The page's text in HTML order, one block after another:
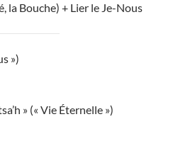
la Bouche) + Lier le Je-Nous
»)
» (« Vie Éternelle »)